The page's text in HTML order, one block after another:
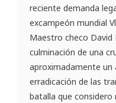
reciente demanda
excampeón mundial
Maestro checo David
culminación de una
aproximadamente un
erradicación de las
batalla que considero